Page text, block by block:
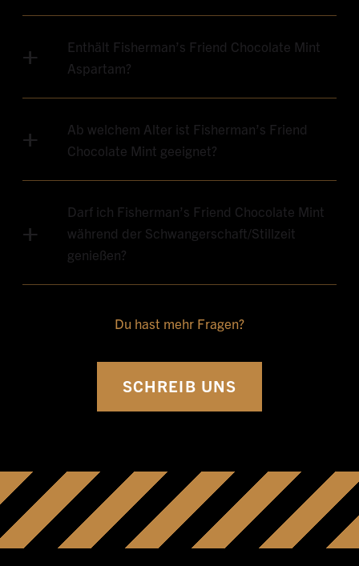
Enthält Fisherman’s Friend Chocolate Mint
Aspartam?
Ab welchem Alter ist Fisherman’s Friend
Chocolate Mint geeignet?
Darf ich Fisherman’s Friend Chocolate Mint
während der Schwangerschaft/Stillzeit
genießen?
Du hast mehr Fragen?
SCHREIB UNS